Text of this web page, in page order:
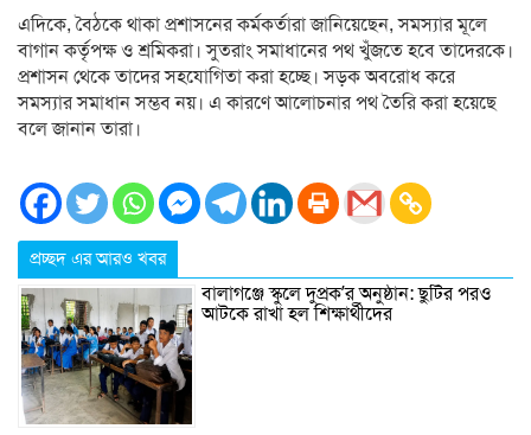
এদিকে, বৈঠকে থাকা প্রশাসনের কর্মকর্তারা জানিয়েছেন, সমস্যার মূলে
বাগান কর্তৃপক্ষ ও শ্রমিকরা। সুতরাং সমাধানের পথ খুঁজতে হবে তাদেরকে।
প্রশাসন থেকে তাদের সহযোগিতা করা হচ্ছে। সড়ক অবরোধ করে
সমস্যার সমাধান সম্ভব নয়। এ কারণে আলোচনার পথ তৈরি করা হয়েছে
বলে জানান তারা।
প্রচ্ছদ এর আরও খবর
বালাগঞ্জে স্কুলে দুপ্রক’র অনুষ্ঠান: ছুটির পরও
আটকে রাখা হল শিক্ষার্থীদের